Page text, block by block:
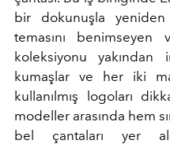
bir dokunuşla yeniden
temasını
koleksiyonu yakından
kumaşlar ve her iki
kullanılmış logoları
modeller arasında hem
bel çantaları yer